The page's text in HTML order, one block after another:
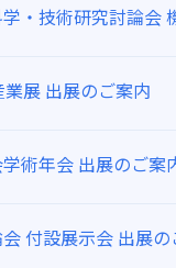
・技術研究討論会
展 出展のご案内
術年会 出展のご案
付設展示会 出展の